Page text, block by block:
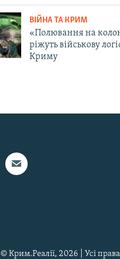
ВІЙНА ТА КРИМ
«Полювання на
ріжуть військову
Криму
© Крим.Реалії, 2026 | Усі